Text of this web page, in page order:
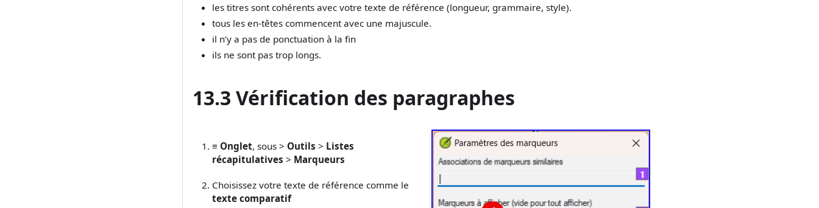
les titres sont cohérents avec votre texte de référence (longueur, grammaire, style).
tous les en-têtes commencent avec une majuscule.
il n’y a pas de ponctuation à la fin
ils ne sont pas trop longs.
13.3 Vérification des paragraphes
≡ Onglet, sous > Outils > Listes
récapitulatives > Marqueurs
Choisissez votre texte de référence comme le
texte comparatif